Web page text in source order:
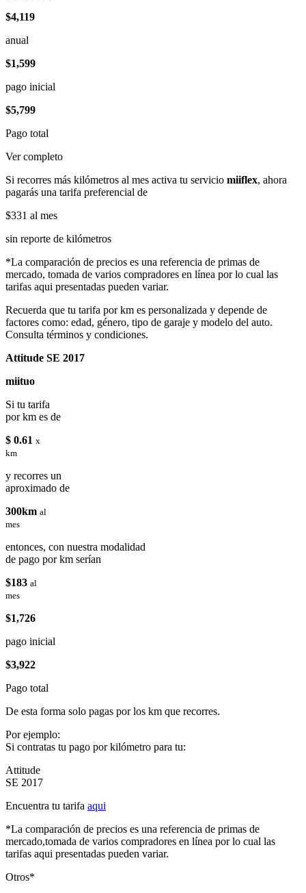
$4,119
anual
$1,599
pago inicial
$5,799
Pago total
Ver completo
Si recorres más kilómetros al mes activa tu servicio miiflex, ahora
pagarás una tarifa preferencial de
$331 al mes
sin reporte de kilómetros
*La comparación de precios es una referencia de primas de
mercado, tomada de varios compradores en línea por lo cual las
tarifas aqui presentadas pueden variar.
Recuerda que tu tarifa por km es personalizada y depende de
factores como: edad, género, tipo de garaje y modelo del auto.
Consulta términos y condiciones.
Attitude SE 2017
miituo
Si tu tarifa
por km es de
$ 0.61 x
km
y recorres un
aproximado de
300km al
mes
entonces, con nuestra modalidad
de pago por km serían
$183 al
mes
$1,726
pago inicial
$3,922
Pago total
De esta forma solo pagas por los km que recorres.
Por ejemplo:
Si contratas tu pago por kilómetro para tu:
Attitude
SE 2017
Encuentra tu tarifa aqui
*La comparación de precios es una referencia de primas de
mercado,tomada de varios compradores en línea por lo cual las
tarifas aqui presentadas pueden variar.
Otros*